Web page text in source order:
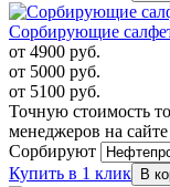
Сорбирующие
от 4900 руб.
от 5000 руб.
от 5100 руб.
Точную стоимость
менеджеров на
Сорбируют
Купить в 1 клик